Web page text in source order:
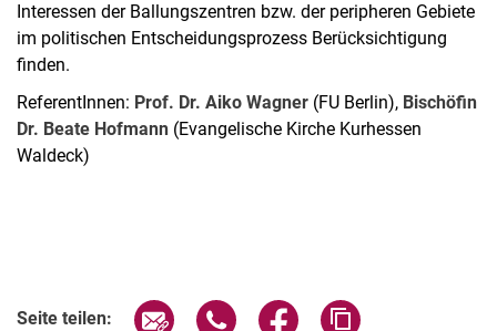
Interessen der Ballungszentren bzw. der peripheren Gebiete
im politischen Entscheidungsprozess Berücksichtigung
finden.
ReferentInnen: Prof. Dr. Aiko Wagner (FU Berlin), Bischöfin
Dr. Beate Hofmann (Evangelische Kirche Kurhessen
Waldeck)
Seite teilen: Seite über E-Mail teilen
Seite über WhatsApp teilen
Seite über Facebook